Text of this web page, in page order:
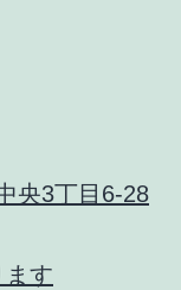
央3丁目6-28
す